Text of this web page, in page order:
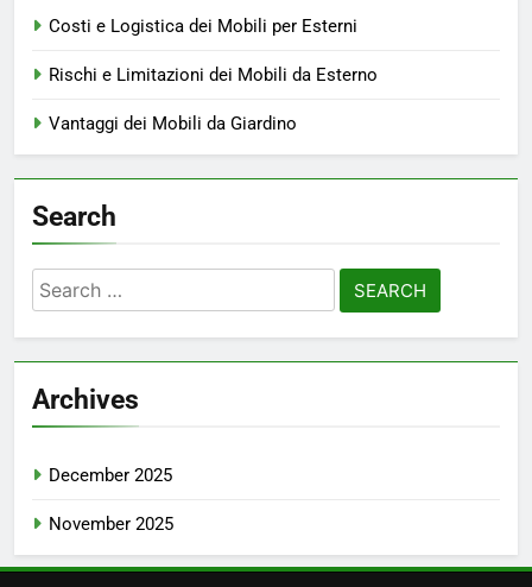
Costi e Logistica dei Mobili per Esterni
Rischi e Limitazioni dei Mobili da Esterno
Vantaggi dei Mobili da Giardino
Search
Search
for:
Archives
December 2025
November 2025